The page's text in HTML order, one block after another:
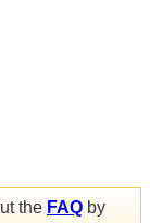
the FAQ by